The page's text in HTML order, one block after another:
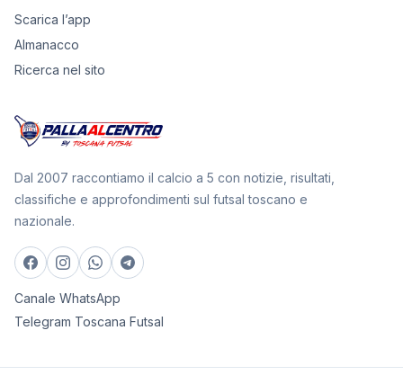
Scarica l’app
Almanacco
Ricerca nel sito
Dal 2007 raccontiamo il calcio a 5 con notizie, risultati,
classifiche e approfondimenti sul futsal toscano e
nazionale.
Canale WhatsApp
Telegram Toscana Futsal